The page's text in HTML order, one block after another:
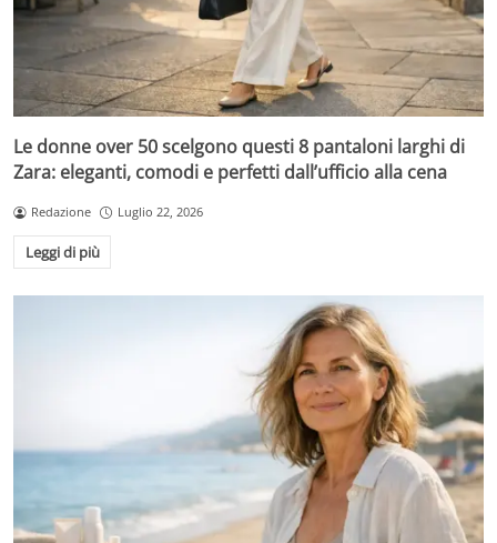
Le donne over 50 scelgono questi 8 pantaloni larghi di
Zara: eleganti, comodi e perfetti dall’ufficio alla cena
Redazione Luglio 22, 2026
Leggi di più